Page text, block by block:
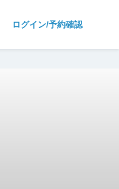
ログイン/予約確認